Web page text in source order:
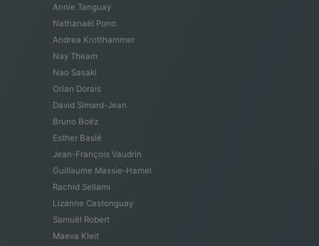
Annie Tanguay
Nathanaël Pono
Andrea Krotthammer
Nay Theam
Nao Sasaki
Orian Dorais
David Simard-Jean
Bruno Boëz
Esther Baslé
Jean-François Vaudrin
Guillaume Massie-Hamel
Rachid Sellami
Lizanne Castonguay
Samuël Robert
Maeva Kleit